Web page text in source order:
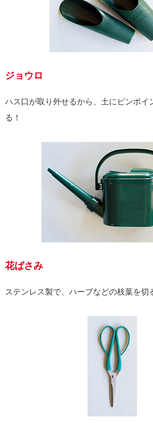
ジョウロ
ハス口が取り外せるから、土にピンポイ
る！
花ばさみ
ステンレス製で、ハーブなどの枝葉を切